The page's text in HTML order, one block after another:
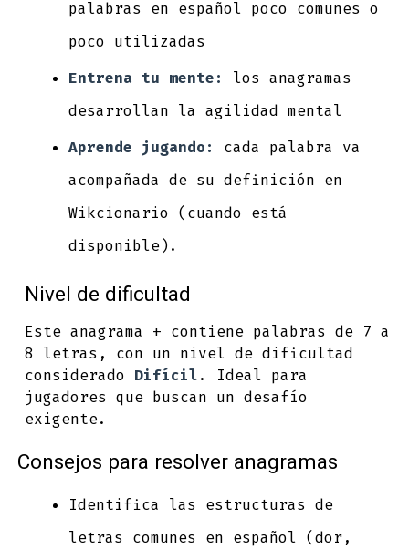
palabras en español poco comunes o
poco utilizadas
Entrena tu mente:
los anagramas
desarrollan la agilidad mental
Aprende jugando:
cada palabra va
acompañada de su definición en
Wikcionario (cuando está
disponible).
Nivel de dificultad
Este anagrama + contiene palabras de 7 a
8 letras, con un nivel de dificultad
considerado Difícil. Ideal para
jugadores que buscan un desafío
exigente.
Consejos para resolver anagramas
Identifica las estructuras de
letras comunes en español (dor,